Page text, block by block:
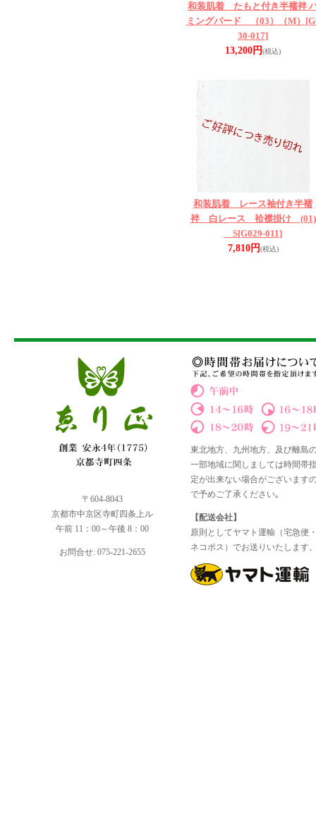
和装肌着 たもと付き半襦袢
ミングバード （03）（M）
30-017]
13,200円(税込)
和装肌着 レース袖付き半襦
袢 白レース 袷襟掛け (01)
S[G029-011]
7,810円(税込)
〒604-8043
京都市中京区寺町四条上ル
午前 11：00～午後 8：00
お問合せ: 075-221-2655
東北地方、九州地方、及び離島
一部地域に関しましては時間帯
定が出来ない場合がございます
で予めご了承ください｡
【配送会社】
原則としてヤマト運輸（宅急便
ネコポス）でお送りいたします